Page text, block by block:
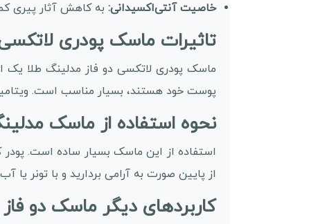
خاصیت آنتی‌اکسیدانی: به کاهش آثار پیری
تاثیرات ماسک پودری
ماسک پودری لاتکسی دو فاز مدلینگ طلا یک
پوست خود هستند، بسیار مناسب است.
نحوه استفاده از ماسک
از پایین صورت به آرامی بردارید و با تونر یا
کاربردهای دیگر ماسک دو فاز